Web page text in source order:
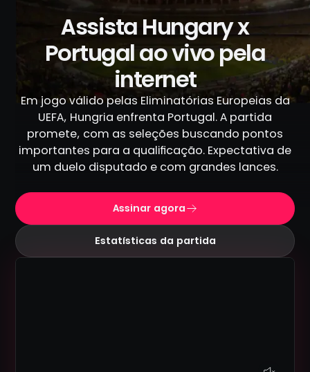
Assista Hungary x
Portugal ao vivo pela
internet
Em jogo válido pelas Eliminatórias Europeias da
UEFA, Hungria enfrenta Portugal. A partida
promete, com as seleções buscando pontos
importantes para a qualificação. Expectativa de
um duelo disputado e com grandes lances.
Assinar agora
Estatísticas da partida